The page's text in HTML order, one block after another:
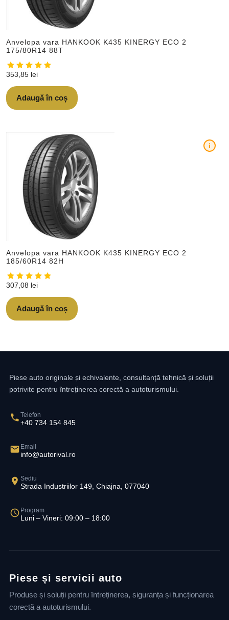
Anvelopa vara HANKOOK K435 KINERGY ECO 2
175/80R14 88T
353,85 lei
Adaugă în coș
Anvelopa vara HANKOOK K435 KINERGY ECO 2
185/60R14 82H
i
307,08 lei
Adaugă în coș
Piese auto originale și echivalente, consultanță tehnică și soluții
potrivite pentru întreținerea corectă a autoturismului.
Telefon
+40 734 154 845
Email
info@autorival.ro
Sediu
Strada Industriilor 149, Chiajna, 077040
Program
Luni – Vineri: 09:00 – 18:00
Piese și servicii auto
Produse și soluții pentru întreținerea, siguranța și funcționarea
corectă a autoturismului.